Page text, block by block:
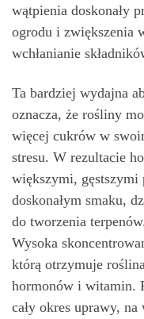
wątpienia doskonały
ogrodu i zwiększenia
wchłanianie
Ta bardziej wydajna
oznacza, że rośliny
więcej cukrów w
stresu. W rezultacie
większymi,
doskonałym smaku,
do tworzenia
Wysoka
którą otrzymuje
hormonów i witamin.
cały okres uprawy,